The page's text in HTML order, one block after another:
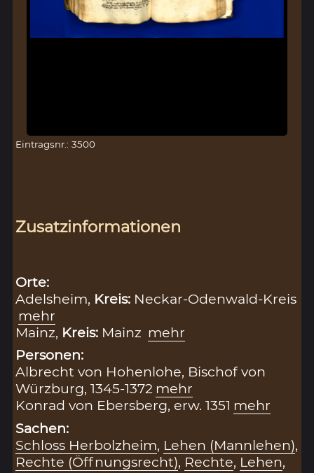
Eintragsnr.: 3500
Zusatzinformationen
Orte:
Adelsheim, Kreis: Neckar-Odenwald-Kreis
mehr
Mainz, Kreis: Mainz mehr
Personen:
Albrecht von Hohenlohe, Bischof von
Würzburg, 1345-1372 mehr
Konrad von Ebersberg, erw. 1351 mehr
Sachen:
Schloss Herbolzheim, Lehen (Mannlehen),
Rechte (Öffnungsrecht), Rechte, Lehen,